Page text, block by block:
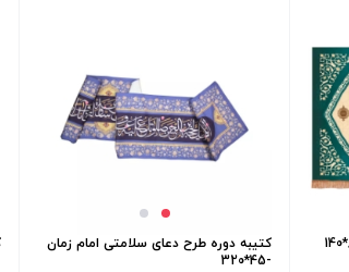
کتیبه دوره طرح دعای سلامتی امام زمان
-45*320